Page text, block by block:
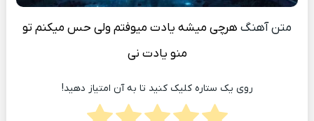
متن آهنگ هرچی میشه یادت میوفتم ولی حس میکنم تو
منو یادت نی
روی یک ستاره کلیک کنید تا به آن امتیاز دهید!